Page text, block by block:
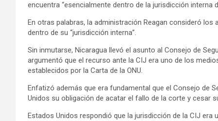
encuentra “esencialmente dentro de la jurisdicción interna
En otras palabras, la administración Reagan consideró
dentro de su “jurisdicción interna”.
Sin inmutarse, Nicaragua llevó el asunto al Consejo de
argumentó que el recurso ante la CIJ era uno de los
establecidos por la Carta de la ONU.
Enfatizó además que era fundamental que el Consejo de
Unidos su obligación de acatar el fallo de la corte y cesar
Estados Unidos respondió que la jurisdicción de la CIJ